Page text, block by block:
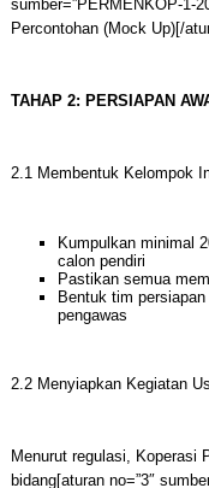
sumber=”PERMENKOP-1-
Percontohan (Mock Up)[/
TAHAP 2: PERSIAPAN
2.1 Membentuk Kelompok
Kumpulkan minimal
calon pendiri
Pastikan semua
Bentuk tim
pengawas
2.2 Menyiapkan Kegiatan
Menurut regulasi, Koperasi
bidang[aturan no=”3″